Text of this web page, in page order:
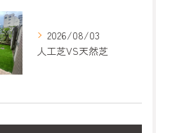
2026/08/03
人工芝VS天然芝